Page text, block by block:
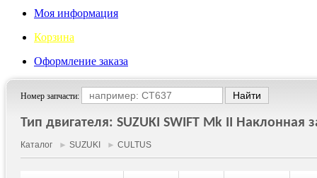
Моя информация
Корзина
Оформление заказа
Номер запчасти:
Тип двигателя: SUZUKI SWIFT Mk II Наклонная
Каталог ► SUZUKI ► CULTUS